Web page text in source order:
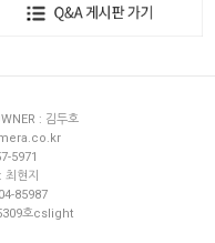
: 김두호
5971
최현지
85987
호cslight